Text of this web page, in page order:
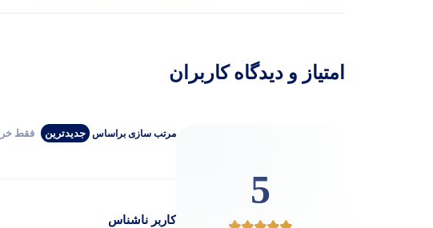
امتیاز و دیدگاه کاربران
5
مرتب‌ سازی‌ بر‌اساس جدیدترین فقط‌
کاربر ناشناس